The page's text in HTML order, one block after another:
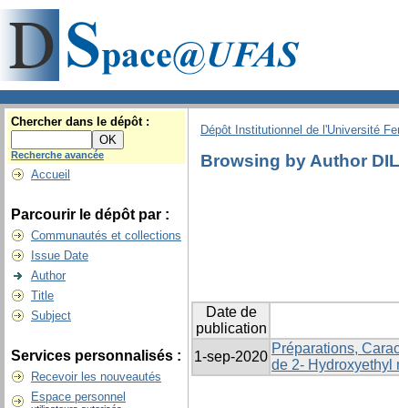
Chercher dans le dépôt :
Recherche avancée
Accueil
Parcourir le dépôt par :
Communautés et collections
Issue Date
Author
Title
Subject
Services personnalisés :
Recevoir les nouveautés
Espace personnel
Dépôt Institutionnel de l'Université
Browsing by Author
Date de
publication
1-sep-2020
Préparations,
de 2- Hydroxyethyl